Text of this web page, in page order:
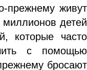
прежнему живут
детей
которые часто
с помощью
бросают